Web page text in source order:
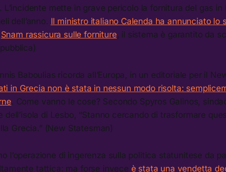
mette in grave pericolo la fornitura del gas in
dell’anno. Il ministro italiano Calenda ha annunciato lo
Snam rassicura sulle forniture , il sistema è garantito da
Baboulias ricorda all’Europa, in un editoriale per il
in Grecia non è stata in nessun modo risolta:
. Come vanno le cose? Secondo Spyros Galinos,
dell’isola di Lesbo, “Stanno cercando di trasformare
Grecia.” (New Statesman)
l’operazione di ingerenza sulla politica statunitese da
tattica: ma forse invece è stata una vendetta